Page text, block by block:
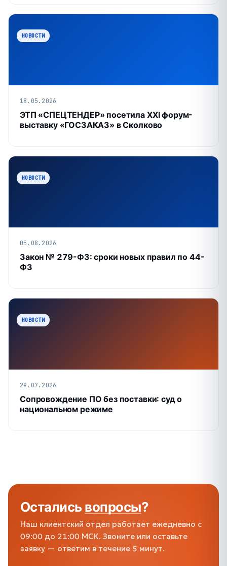
НОВОСТИ
18.05.2026
ЭТП «СПЕЦТЕНДЕР» посетила XXI форум-
выставку «ГОСЗАКАЗ» в Сколково
НОВОСТИ
05.08.2026
Закон № 279-ФЗ: сроки новых правил по 44-
ФЗ
НОВОСТИ
29.07.2026
Сопровождение ПО без поставки: суд о
национальном режиме
Осталисьвопросы?
Наш клиентский отдел работает ежедневно с
09:00 до 21:00 МСК. Звоните или оставьте
заявку — ответим в течение 5 минут.